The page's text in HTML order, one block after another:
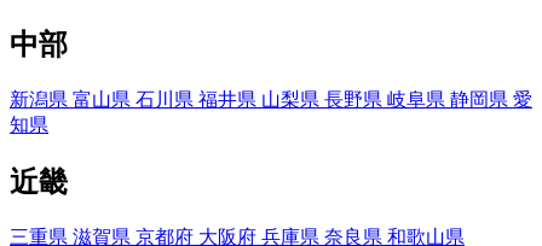
中部
新潟県 富山県 石川県 福井県 山梨県 長野県 岐阜県 静岡県 愛
知県
近畿
三重県 滋賀県 京都府 大阪府 兵庫県 奈良県 和歌山県